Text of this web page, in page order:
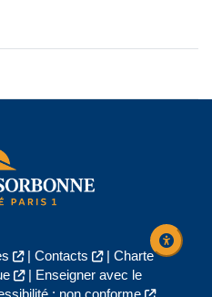
| Contacts | Charte
|
Enseigner avec le